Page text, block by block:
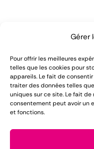
Gérer
Pour offrir les meilleures
telles que les cookies pour
appareils. Le fait de
traiter des données telles
uniques sur ce site. Le fait
consentement peut avoir un
et fonctions.
LOMAREC met à
d'expérience dans
matériel pour